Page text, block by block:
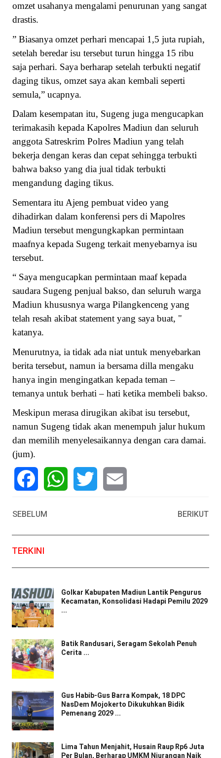
omzet usahanya mengalami penurunan yang sangat
drastis.
” Biasanya omzet perhari mencapai 1,5 juta rupiah,
setelah beredar isu tersebut turun hingga 15 ribu
saja perhari. Saya berharap setelah terbukti negatif
daging tikus, omzet saya akan kembali seperti
semula,” ucapnya.
Dalam kesempatan itu, Sugeng juga mengucapkan
terimakasih kepada Kapolres Madiun dan seluruh
anggota Satreskrim Polres Madiun yang telah
bekerja dengan keras dan cepat sehingga terbukti
bahwa bakso yang dia jual tidak terbukti
mengandung daging tikus.
Sementara itu Ajeng pembuat video yang
dihadirkan dalam konferensi pers di Mapolres
Madiun tersebut mengungkapkan permintaan
maafnya kepada Sugeng terkait menyebarnya isu
tersebut.
“ Saya mengucapkan permintaan maaf kepada
saudara Sugeng penjual bakso, dan seluruh warga
Madiun khususnya warga Pilangkenceng yang
telah resah akibat statement yang saya buat, "
katanya.
Menurutnya, ia tidak ada niat untuk menyebarkan
berita tersebut, namun ia bersama dilla mengaku
hanya ingin mengingatkan kepada teman –
temanya untuk berhati – hati ketika membeli bakso.
Meskipun merasa dirugikan akibat isu tersebut,
namun Sugeng tidak akan menempuh jalur hukum
dan memilih menyelesaikannya dengan cara damai.
(jum).
SEBELUM
BERIKUT
TERKINI
Golkar Kabupaten Madiun Lantik Pengurus
Kecamatan, Konsolidasi Hadapi Pemilu 2029
...
Batik Randusari, Seragam Sekolah Penuh
Cerita ...
Gus Habib-Gus Barra Kompak, 18 DPC
NasDem Mojokerto Dikukuhkan Bidik
Pemenang 2029 ...
Lima Tahun Menjahit, Husain Raup Rp6 Juta
Per Bulan, Berharap UMKM Njurangan Naik